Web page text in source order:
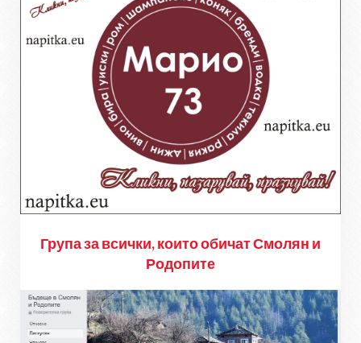
Група за всички, които обичат Смолян и
Родопите